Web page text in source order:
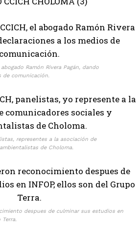
Ramón Rivera Pagán, dando
de comunicación.
representes a la asociación de
de Choloma.
despues de culminar sus estudios en